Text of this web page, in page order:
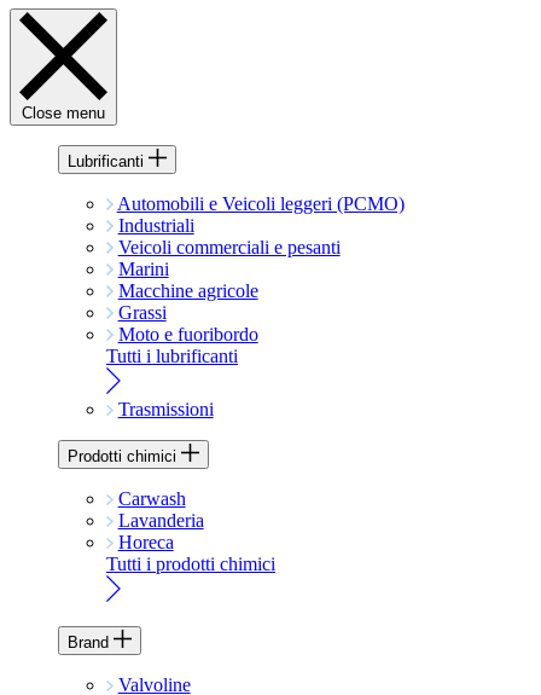
Close menu
Lubrificanti
Automobili e Veicoli leggeri (PCMO)
Industriali
Veicoli commerciali e pesanti
Marini
Macchine agricole
Grassi
Moto e fuoribordo
Tutti i lubrificanti
Trasmissioni
Prodotti chimici
Carwash
Lavanderia
Horeca
Tutti i prodotti chimici
Brand
Valvoline